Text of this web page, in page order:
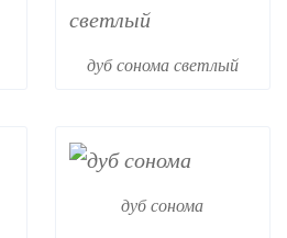
дуб сонома светлый
дуб сонома